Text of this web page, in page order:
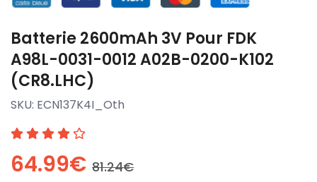
Batterie 2600mAh 3V Pour FDK
A98L-0031-0012 A02B-0200-K102
(CR8.LHC)
SKU: ECN137K4I_Oth
64.99€ 81.24€